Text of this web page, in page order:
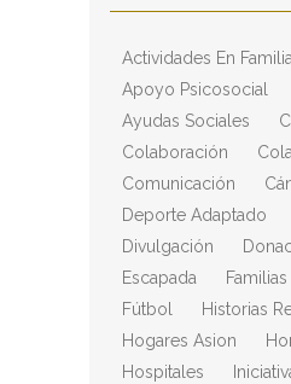
Actividades En Familia
Apoyo Psicosocial
Ayudas Sociales
Colaboración
Comunicación
Deporte Adaptado
Divulgación
Escapada
Familias
Fútbol
Historias
Hogares Asion
Hospitales